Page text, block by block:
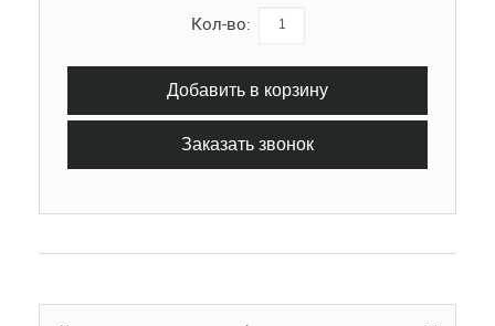
Кол-во:
Добавить в корзину
Заказать звонок